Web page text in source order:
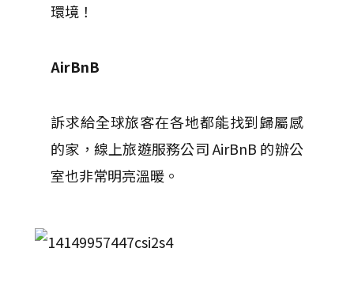
環境！
AirBnB
訴求給全球旅客在各地都能找到歸屬感
的家，線上旅遊服務公司 AirBnB 的辦公
室也非常明亮溫暖。